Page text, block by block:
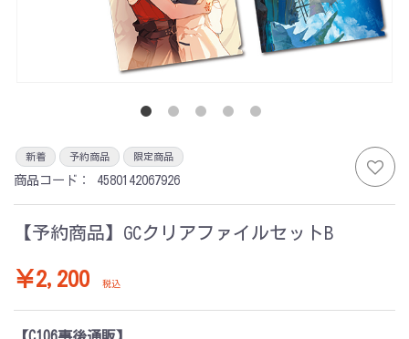
新着 予約商品 限定商品
商品コード： 4580142067926
【予約商品】GCクリアファイルセットB
￥2,200 税込